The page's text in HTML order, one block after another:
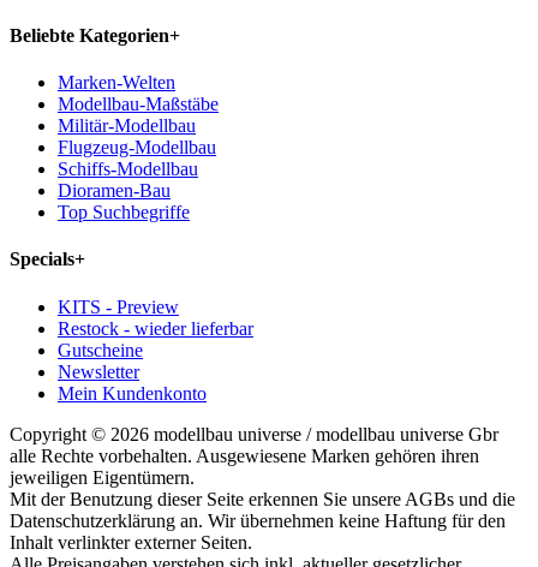
Beliebte Kategorien+
Marken-Welten
Modellbau-Maßstäbe
Militär-Modellbau
Flugzeug-Modellbau
Schiffs-Modellbau
Dioramen-Bau
Top Suchbegriffe
Specials+
KITS - Preview
Restock - wieder lieferbar
Gutscheine
Newsletter
Mein Kundenkonto
Copyright © 2026 modellbau universe / modellbau universe Gbr
alle Rechte vorbehalten. Ausgewiesene Marken gehören ihren
jeweiligen Eigentümern.
Mit der Benutzung dieser Seite erkennen Sie unsere AGBs und die
Datenschutzerklärung an. Wir übernehmen keine Haftung für den
Inhalt verlinkter externer Seiten.